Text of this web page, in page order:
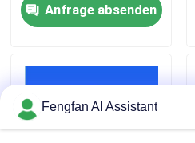
Angebot anfordern
Chemikalien zur Verzinkung
Anfrage absenden
Fengfan AI Assistant